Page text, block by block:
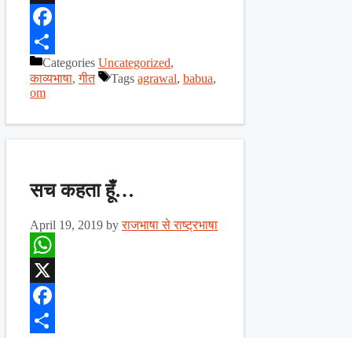
X
Facebook
ShareCategories Uncategorized,
काव्यभाषा,गीत Tags agrawal, babua,
om
सच कहता हूँ…
April 19, 2019 byराजभाषा से राष्ट्रभाषा
WhatsApp
X
Facebook